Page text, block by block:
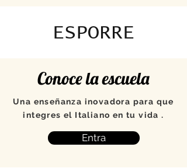
ESPORRE
Conoce la escuela
Una enseñanza inovadora para que
integres el Italiano en tu vida .
Entra